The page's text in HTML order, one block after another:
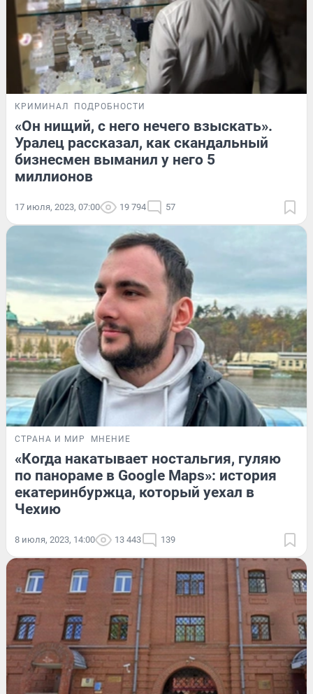
КРИМИНАЛ ПОДРОБНОСТИ
«Он нищий, с него нечего взыскать».
Уралец рассказал, как скандальный
бизнесмен выманил у него 5
миллионов
17 июля, 2023, 07:00 19 794 57
СТРАНА И МИР МНЕНИЕ
«Когда накатывает ностальгия, гуляю
по панораме в Google Maps»: история
екатеринбуржца, который уехал в
Чехию
8 июля, 2023, 14:00 13 443 139